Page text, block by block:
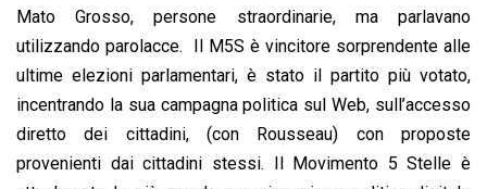
Mato Grosso, persone straordinarie, ma parlavano
utilizzando parolacce. Il M5S è vincitore sorprendente alle
ultime elezioni parlamentari, è stato il partito più votato,
incentrando la sua campagna politica sul Web, sull’accesso
diretto dei cittadini, (con Rousseau) con proposte
provenienti dai cittadini stessi. Il Movimento 5 Stelle è